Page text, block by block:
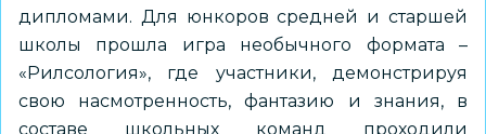
дипломами. Для юнкоров средней и старшей
школы прошла игра необычного формата –
«Рилсология», где участники, демонстрируя
свою насмотренность, фантазию и знания, в
составе школьных команд проходили